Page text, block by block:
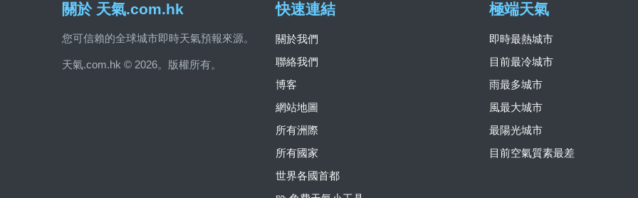
關於 天氣.com.hk
您可信賴的全球城市即時天氣預報來源。
天氣.com.hk © 2026。版權所有。
快速連結
關於我們
聯絡我們
博客
網站地圖
所有洲際
所有國家
世界各國首都
極端天氣
即時最熱城市
目前最冷城市
雨最多城市
風最大城市
最陽光城市
目前空氣質素最差